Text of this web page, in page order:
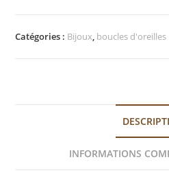
Catégories : Bijoux, boucles d'oreilles
INFORMATIONS